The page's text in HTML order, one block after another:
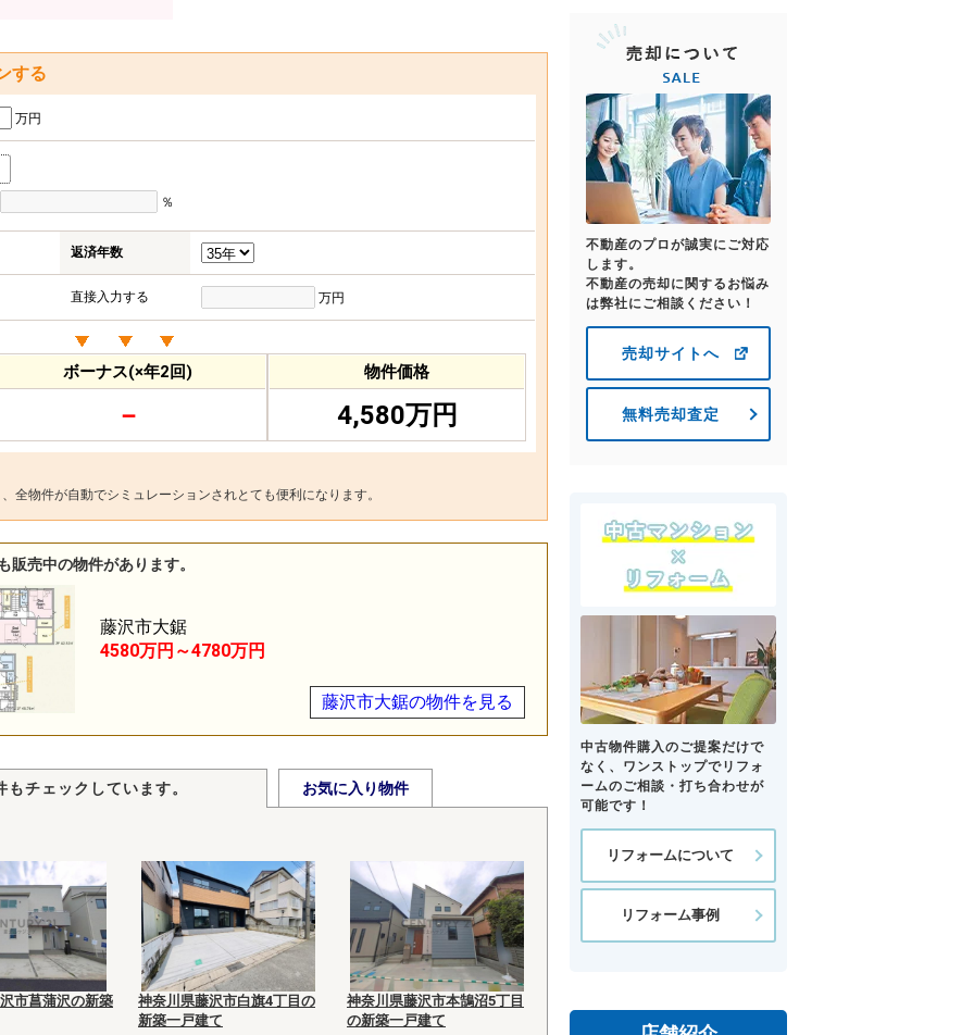
する
万円
％
返済年数
直接入力する 万円
ボーナス(×年2回)
－
物件価格
4,580万円
全物件が自動でシミュレーションされとても便利になります。
売中の物件があります。
藤沢市大鋸の物件を見る
藤沢市大鋸
4580万円～4780万円
チェックしています。 お気に入り物件
市菖蒲沢の新築
神奈川県藤沢市白旗4丁目の
新築一戸建て
神奈川県藤沢市本鵠沼5丁目
の新築一戸建て
不動産のプロが誠実にご対応
します。
不動産の売却に関するお悩み
は弊社にご相談ください！
売却サイトへ
無料売却査定
中古物件購入のご提案だけで
なく、ワンストップでリフォ
ームのご相談・打ち合わせが
可能です！
リフォームについて
リフォーム事例